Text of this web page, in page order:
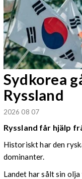
Sydkorea
Ryssland
2026 08 07
Ryssland får hjälp
Historiskt har den
dominanter.
Landet har sålt sin